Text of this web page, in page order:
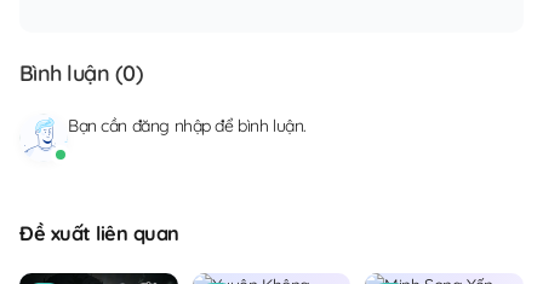
Bình luận (0)
Bạn cần đăng nhậpđể bình luận.
Đề xuất liên quan